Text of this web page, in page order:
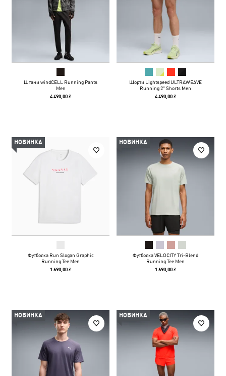
Штани windCELL Running Pants
Men
4 490,00 ₴
Шорти Lightspeed ULTRAWEAVE
Running 2" Shorts Men
4 490,00 ₴
НОВИНКА
Футболка Run Slogan Graphic
Running Tee Men
1 690,00 ₴
НОВИНКА
Футболка VELOCITY Tri-Blend
Running Tee Men
1 690,00 ₴
НОВИНКА НОВИНКА